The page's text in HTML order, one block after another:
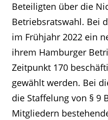
Beteiligten über die
Betriebsratswahl. Bei
im Frühjahr 2022 ein
ihrem Hamburger
Zeitpunkt 170
gewählt werden. Bei
die Staffelung von § 9
Mitgliedern